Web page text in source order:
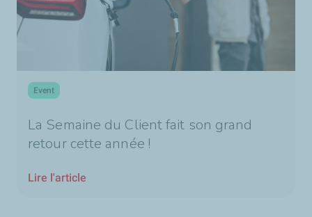
Event
La Semaine du Client fait son grand
retour cette année !
Lire l'article